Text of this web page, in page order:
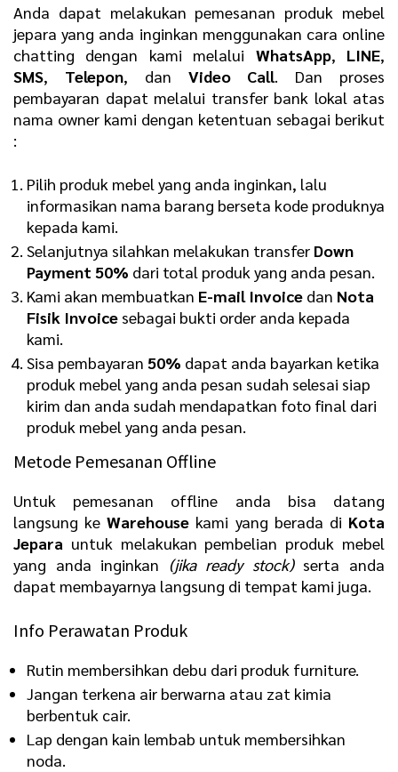
Anda dapat melakukan pemesanan produk mebel
jepara yang anda inginkan menggunakan cara online
chatting dengan kami melalui WhatsApp, LINE,
SMS, Telepon, dan Video Call . Dan proses
pembayaran dapat melalui transfer bank lokal atas
nama owner kami dengan ketentuan sebagai berikut
:
Pilih produk mebel yang anda inginkan, lalu
informasikan nama barang berseta kode produknya
kepada kami.
Selanjutnya silahkan melakukan transfer Down
Payment 50% dari total produk yang anda pesan.
Kami akan membuatkan E-mail Invoice dan Nota
Fisik Invoice sebagai bukti order anda kepada
kami.
Sisa pembayaran 50% dapat anda bayarkan ketika
produk mebel yang anda pesan sudah selesai siap
kirim dan anda sudah mendapatkan foto final dari
produk mebel yang anda pesan.
Metode Pemesanan Offline
Untuk pemesanan offline anda bisa datang
langsung keWarehouse kami yang berada di Kota
Jepara untuk melakukan pembelian produk mebel
yang anda inginkan (jika ready stock)serta anda
dapat membayarnya langsung di tempat kami juga.
Info Perawatan Produk
Rutin membersihkan debu dari produk furniture.
Jangan terkena air berwarna atau zat kimia
berbentuk cair.
Lap dengan kain lembab untuk membersihkan
noda.